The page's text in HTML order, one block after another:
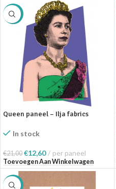
SALE
Queen paneel – Ilja fabrics
In stock
€21,00 €12,60 per paneel
Toevoegen Aan Winkelwagen
SALE